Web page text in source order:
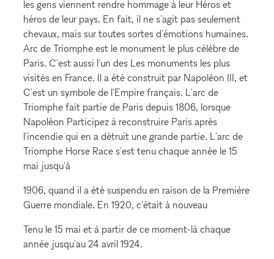
les gens viennent rendre hommage à leur Héros et
héros de leur pays. En fait, il ne s'agit pas seulement
chevaux, mais sur toutes sortes d'émotions humaines.
Arc de Triomphe est le monument le plus célèbre de
Paris. C'est aussi l'un des Les monuments les plus
visités en France. Il a été construit par Napoléon III, et
C'est un symbole de l'Empire français. L'arc de
Triomphe fait partie de Paris depuis 1806, lorsque
Napoléon Participez à reconstruire Paris après
l'incendie qui en a détruit une grande partie. L'arc de
Triomphe Horse Race s'est tenu chaque année le 15
mai jusqu'à
1906, quand il a été suspendu en raison de la Première
Guerre mondiale. En 1920, c'était à nouveau
Tenu le 15 mai et à partir de ce moment-là chaque
année jusqu'au 24 avril 1924.